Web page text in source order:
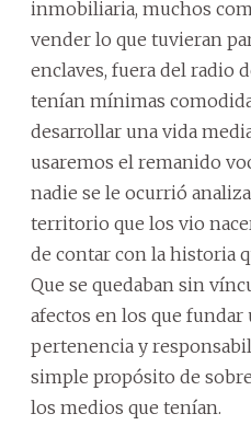
inmobiliaria, muchos
vender lo que tuvieran
enclaves, fuera del radio
tenían mínimas
desarrollar una vida
usaremos el remanido
nadie se le ocurrió
territorio que los vio
de contar con la historia
Que se quedaban sin
afectos en los que fundar
pertenencia y
simple propósito de
los medios que tenían.